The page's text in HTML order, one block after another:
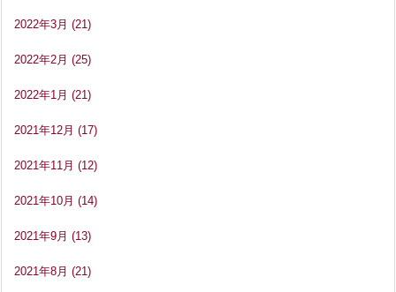
2022年3月 (21)
2022年2月 (25)
2022年1月 (21)
2021年12月 (17)
2021年11月 (12)
2021年10月 (14)
2021年9月 (13)
2021年8月 (21)